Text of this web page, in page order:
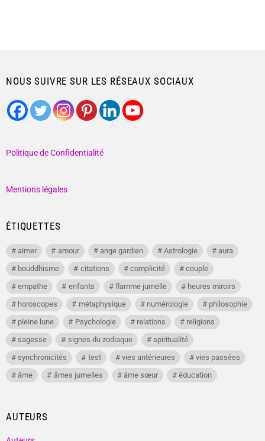
NOUS SUIVRE SUR LES RÉSEAUX SOCIAUX
Politique de Confidentialité
Mentions légales
ÉTIQUETTES
aimer amour ange gardien Astrologie
aura
bouddhisme
citations complicité
couple
empathe
enfants flamme jumelle
heures miroirs
horoscopes
métaphysique numérologie
philosophie
pleine lune
Psychologie relations
religions
sagesse
signes du zodiaque
spiritualité
synchronicités
test vies antérieures
vies passées
âme
âmes jumelles âme sœur éducation
AUTEURS